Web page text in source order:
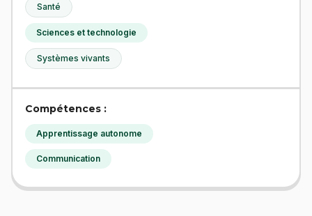
Santé
Sciences et technologie
Systèmes vivants
Compétences :
Apprentissage autonome
Communication